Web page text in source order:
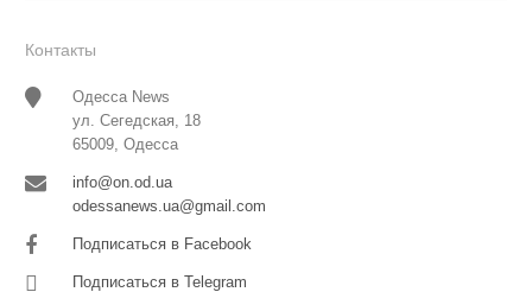
Контакты
Одесса News
ул. Сегедская, 18
65009, Одесса
info@on.od.ua
odessanews.ua@gmail.com
Подписаться в Facebook
Подписаться в Telegram